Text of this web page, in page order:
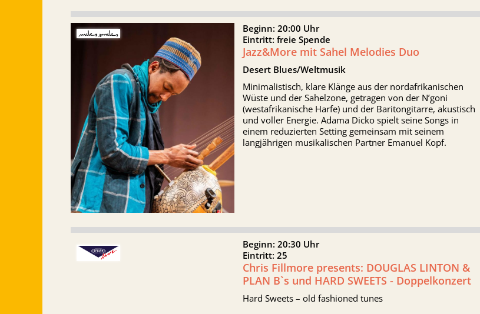
Beginn: 20:00 Uhr
Eintritt: freie Spende
Jazz&More mit Sahel Melodies Duo
Desert Blues/Weltmusik
Minimalistisch, klare Klänge aus der nordafrikanischen
Wüste und der Sahelzone, getragen von der N’goni
(westafrikanische Harfe) und der Baritongitarre, akustisch
und voller Energie. Adama Dicko spielt seine Songs in
einem reduzierten Setting gemeinsam mit seinem
langjährigen musikalischen Partner Emanuel Kopf.
Beginn: 20:30 Uhr
Eintritt: 25
Chris Fillmore presents: DOUGLAS LINTON &
PLAN B`s und HARD SWEETS - Doppelkonzert
Hard Sweets – old fashioned tunes